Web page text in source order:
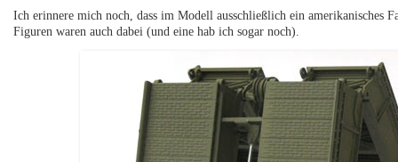
Ich erinnere mich noch, dass im Modell ausschließlich ein amerikanisches
Figuren waren auch dabei (und eine hab ich sogar noch).